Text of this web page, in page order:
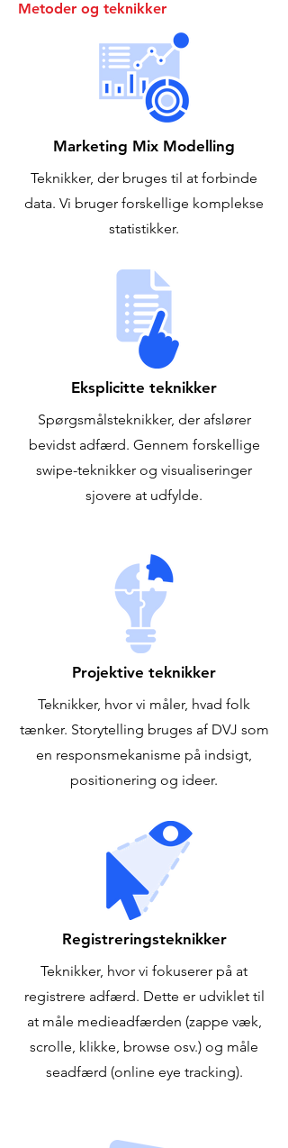
Metoder og teknikker
Marketing Mix Modelling
Teknikker, der bruges til at forbinde
data. Vi bruger forskellige komplekse
statistikker.
Eksplicitte teknikker
Spørgsmålsteknikker, der afslører
bevidst adfærd. Gennem forskellige
swipe-teknikker og visualiseringer
sjovere at udfylde.
Projektive teknikker
Teknikker, hvor vi måler, hvad folk
tænker. Storytelling bruges af DVJ som
en responsmekanisme på indsigt,
positionering og ideer.
Registreringsteknikker
Teknikker, hvor vi fokuserer på at
registrere adfærd. Dette er udviklet til
at måle medieadfærden (zappe væk,
scrolle, klikke, browse osv.) og måle
seadfærd (online eye tracking).